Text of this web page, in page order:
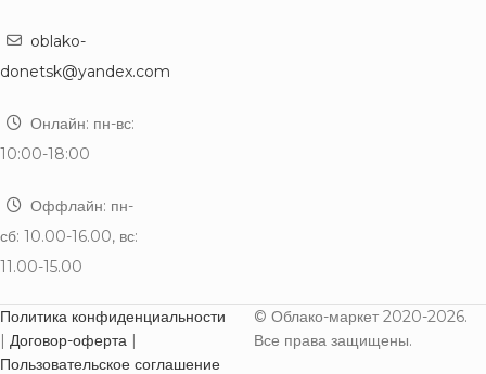
oblako-
donetsk@yandex.com
Онлайн: пн-вс:
10:00-18:00
Оффлайн: пн-
сб: 10.00-16.00, вс:
11.00-15.00
Политика конфиденциальности
| Договор-оферта |
Пользовательское соглашение
© Облако-маркет 2020-2026.
Все права защищены.